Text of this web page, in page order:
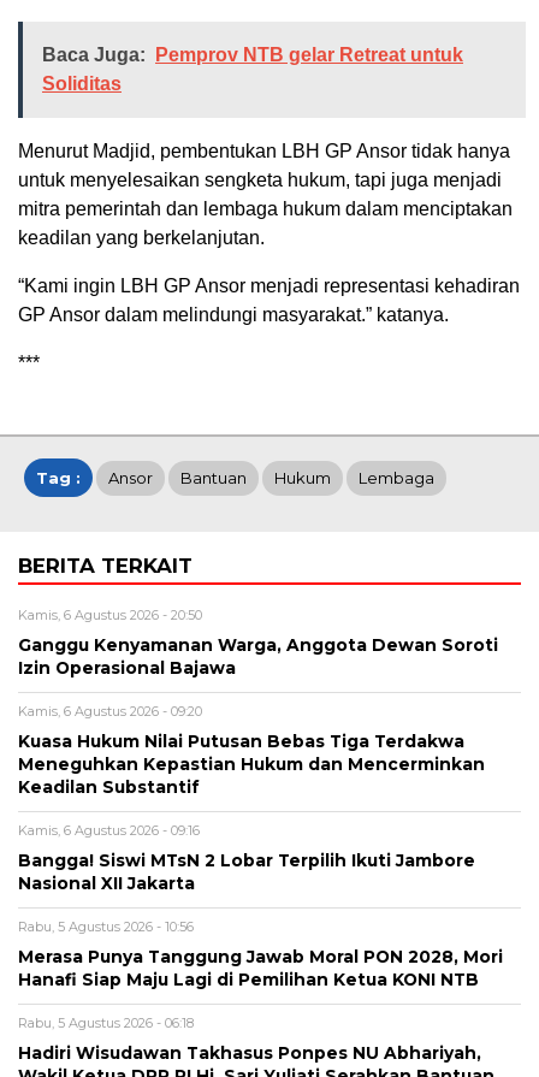
Baca Juga:
Pemprov NTB gelar Retreat untuk
Soliditas
Menurut Madjid, pembentukan LBH GP Ansor tidak hanya
untuk menyelesaikan sengketa hukum, tapi juga menjadi
mitra pemerintah dan lembaga hukum dalam menciptakan
keadilan yang berkelanjutan.
“Kami ingin LBH GP Ansor menjadi representasi kehadiran
GP Ansor dalam melindungi masyarakat.” katanya.
***
Tag : Ansor Bantuan Hukum Lembaga
BERITA TERKAIT
Kamis, 6 Agustus 2026 - 20:50
Ganggu Kenyamanan Warga, Anggota Dewan Soroti
Izin Operasional Bajawa
Kamis, 6 Agustus 2026 - 09:20
Kuasa Hukum Nilai Putusan Bebas Tiga Terdakwa
Meneguhkan Kepastian Hukum dan Mencerminkan
Keadilan Substantif
Kamis, 6 Agustus 2026 - 09:16
Bangga! Siswi MTsN 2 Lobar Terpilih Ikuti Jambore
Nasional XII Jakarta
Rabu, 5 Agustus 2026 - 10:56
Merasa Punya Tanggung Jawab Moral PON 2028, Mori
Hanafi Siap Maju Lagi di Pemilihan Ketua KONI NTB
Rabu, 5 Agustus 2026 - 06:18
Hadiri Wisudawan Takhasus Ponpes NU Abhariyah,